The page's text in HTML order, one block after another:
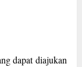
dapat diajukan